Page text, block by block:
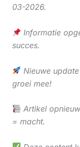
03-2026.
Informatie
succes.
Nieuwe
groei mee!
Artikel
= macht.